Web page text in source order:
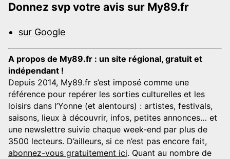
Donnez svp votre avis sur My89.fr
sur Google
A propos de My89.fr : un site régional, gratuit et
indépendant !
Depuis 2014, My89.fr s’est imposé comme une
référence pour repérer les sorties culturelles et les
loisirs dans l’Yonne (et alentours) : artistes, festivals,
saisons, lieux à découvrir, infos, petites annonces… et
une newslettre suivie chaque week-end par plus de
3500 lecteurs. D’ailleurs, si ce n’est pas encore fait,
abonnez-vous gratuitement ici. Quant au nombre de